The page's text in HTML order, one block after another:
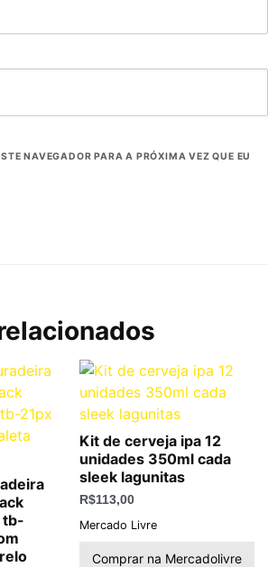
NAVEGADOR PARA A PRÓXIMA VEZ QUE EU
tb-
Kit de cerveja ipa 12
unidades 350ml cada
sleek lagunitas
R$113,00
Mercado Livre
Comprar na Mercadolivre